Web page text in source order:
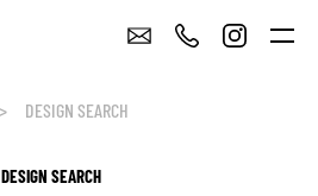
DESIGN SEARCH
DESIGN SEARCH